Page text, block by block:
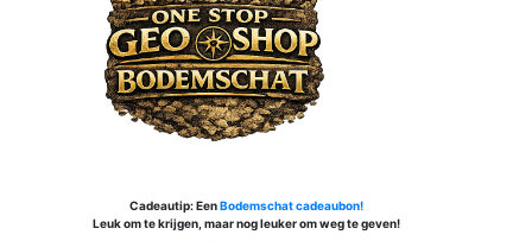
Cadeautip: EenBodemschat cadeaubon!
Leuk om te krijgen, maar nog leuker om weg te geven!